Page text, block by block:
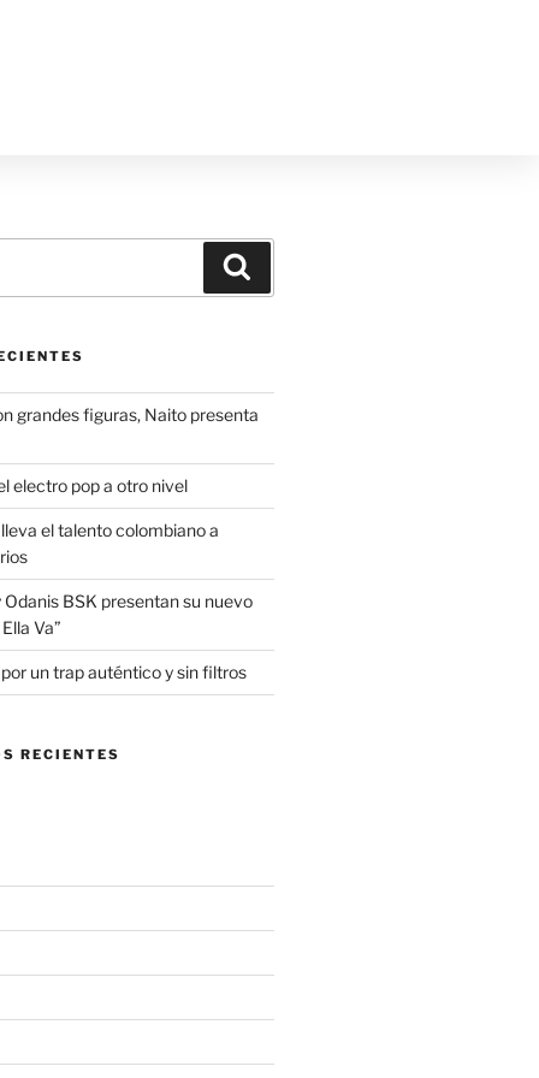
grandes figuras, Naito presenta
electro pop a otro nivel
el talento colombiano a
BSK presentan su nuevo
Va”
un trap auténtico y sin filtros
RECIENTES